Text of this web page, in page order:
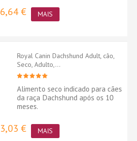
€ MAIS
Royal Canin Dachshund Adult, cão,
Seco, Adulto,...
Alimento seco indicado para cães
da raça Dachshund após os 10
meses.
€ MAIS